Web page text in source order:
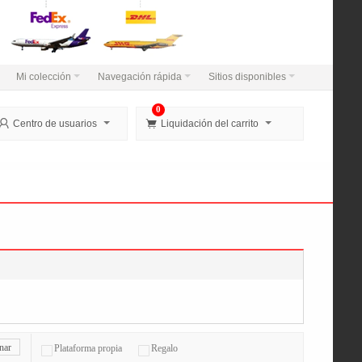
Mi colección Navegación rápida Sitios disponibles
 Centro de usuarios  Liquidación del carrito
0
Plataforma propia Regalo